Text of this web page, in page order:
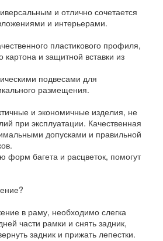
и отлично сочетается
и интерьерами.
пластикового профиля,
картона и защитной вставки из
подвесами для
размещения.
и экономичные изделия, не
при эксплуатации. Качественная
допусками и правильной
форм багета и расцветок, помогут
в раму, необходимо слегка
части рамки и снять задник,
задник и прижать лепестки.